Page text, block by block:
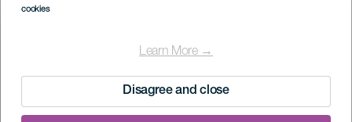
cookies
Learn More →
Disagree and close
Imagen